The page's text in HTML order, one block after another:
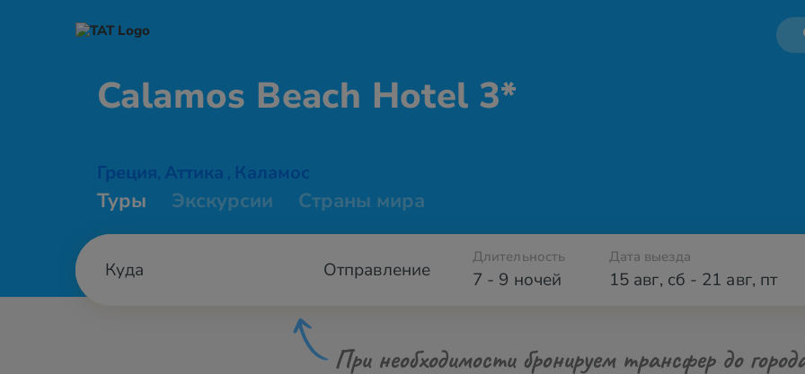
Calamos Beach Hotel 3*
Греция, Аттика , Каламос
Туры Экскурсии Страны мира
Отправление 7 - 9 ночей
Длительность Дата выезда
15 авг, сб - 21 авг, пт
При необходимости бронируем трансфер до